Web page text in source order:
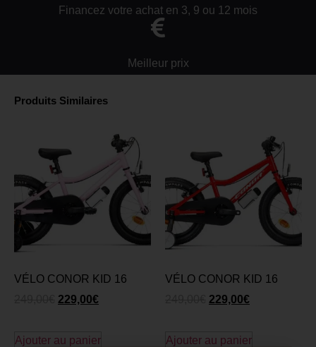
Financez votre achat en 3, 9 ou 12 mois
Meilleur prix
Produits Similaires
VÉLO CONOR KID 16
229,00€
Ajouter au panier
VÉLO CONOR KID 16
229,00€
Ajouter au panier